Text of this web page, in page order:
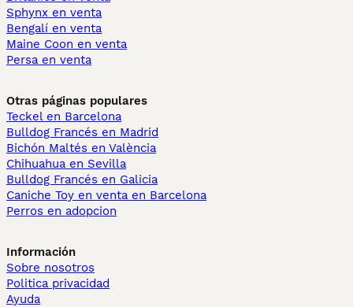
Sphynx en venta
Bengalí en venta
Maine Coon en venta
Persa en venta
Otras páginas populares
Teckel en Barcelona
Bulldog Francés en Madrid
Bichón Maltés en València
Chihuahua en Sevilla
Bulldog Francés en Galicia
Caniche Toy en venta en Barcelona
Perros en adopcion
Información
Sobre nosotros
Politica privacidad
Ayuda